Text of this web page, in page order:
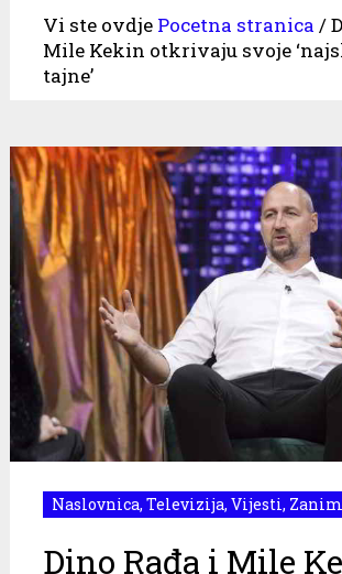
Vi ste ovdje Pocetna stranica /
Mile Kekin otkrivaju svoje
tajne’
Naslovnica, Televizija, Vijesti,
Dino Rađa i Mile